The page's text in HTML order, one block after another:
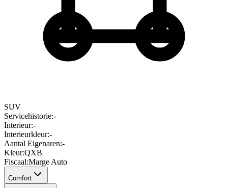
SUV
Servicehistorie:-
Interieur:-
Interieurkleur:-
Aantal Eigenaren:-
Kleur:QXB
Fiscaal:Marge Auto
Comfort